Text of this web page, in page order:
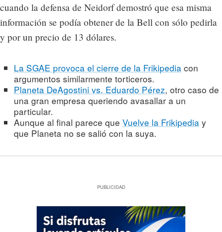
cuando la defensa de Neidorf demostró que esa misma
información se podía obtener de la Bell con sólo pedirla
y por un precio de 13 dólares.
La SGAE provoca el cierre de la Frikipediacon
argumentos similarmente torticeros.
Planeta DeAgostini vs. Eduardo Pérez, otro caso de
una gran empresa queriendo avasallar a un
particular.
Aunque al final parece que Vuelve la Frikipediay
que Planeta no se salió con la suya.
PUBLICIDAD